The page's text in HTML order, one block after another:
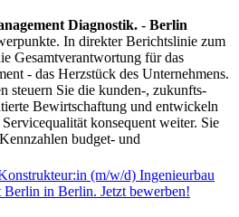
Diagnostik. - Berlin
In direkter Berichtslinie zum
Gesamtverantwortung für das
- das Herzstück des Unternehmens.
steuern Sie die kunden-, zukunfts-
Bewirtschaftung und entwickeln
konsequent weiter. Sie
budget- und